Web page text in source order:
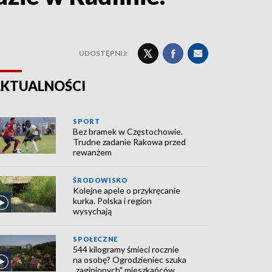
UDOSTĘPNIJ:
SPORT
Bez bramek w Częstochowie.
Trudne zadanie Rakowa przed
rewanżem
ŚRODOWISKO
Kolejne apele o przykręcanie
kurka. Polska i region
wysychają
SPOŁECZNE
544 kilogramy śmieci rocznie
na osobę? Ogrodzieniec szuka
„zaginionych" mieszkańców